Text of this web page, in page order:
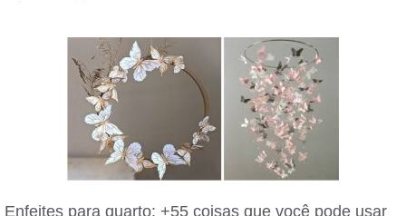
Enfeites para quarto: +55 coisas que você pode usar